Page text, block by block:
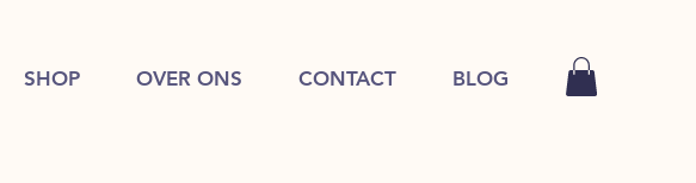
SHOP OVER ONS CONTACT BLOG